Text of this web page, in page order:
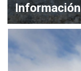
Información